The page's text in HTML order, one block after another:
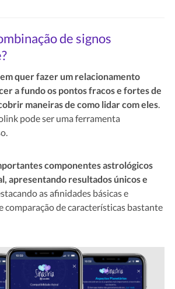
de signos
quer fazer um relacionamento
a fundo os pontos fracos e fortes de
maneiras de como lidar com eles
pode ser uma ferramenta
componentes astrológicos
apresentando resultados únicos e
as afinidades básicas e
comparação de características bastante